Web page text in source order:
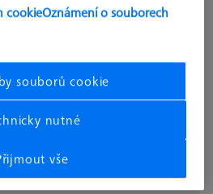
38-50mm,
bez DPH
cookieOznámení o souborech
souborů cookie
nutné
vše